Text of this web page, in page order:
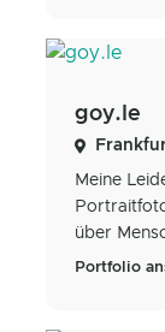
goy.le
Meine
über
Portfolio